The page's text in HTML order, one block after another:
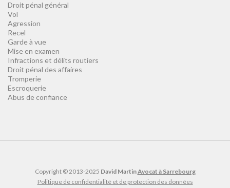
Droit pénal général
Vol
Agression
Recel
Garde à vue
Mise en examen
Infractions et délits routiers
Droit pénal des affaires
Tromperie
Escroquerie
Abus de confiance
Copyright © 2013-2025 David MartinAvocat à Sarrebourg
Politique de confidentialité et de protection des données